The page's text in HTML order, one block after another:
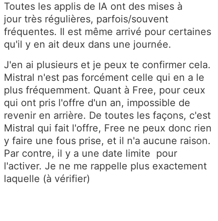
Toutes les applis de IA ont des mises à
jour très régulières, parfois/souvent
fréquentes. Il est même arrivé pour certaines
qu'il y en ait deux dans une journée.
J'en ai plusieurs et je peux te confirmer cela.
Mistral n'est pas forcément celle qui en a le
plus fréquemment. Quant à Free, pour ceux
qui ont pris l'offre d'un an, impossible de
revenir en arrière. De toutes les façons, c'est
Mistral qui fait l'offre, Free ne peux donc rien
y faire une fous prise, et il n'a aucune raison.
Par contre, il y a une date limite pour
l'activer. Je ne me rappelle plus exactement
laquelle (à vérifier)